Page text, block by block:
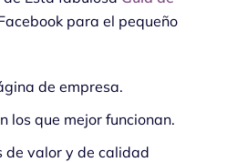
para el pequeño
de empresa.
los que mejor funcionan.
de valor y de calidad